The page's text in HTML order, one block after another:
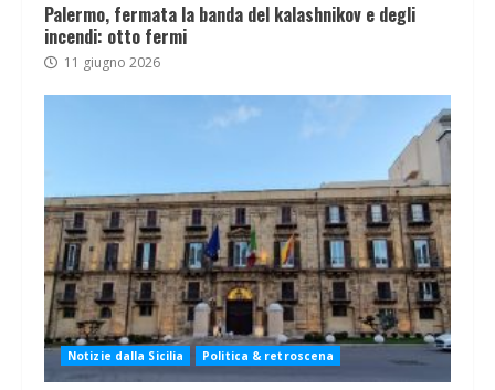
Palermo, fermata la banda del kalashnikov e degli
incendi: otto fermi
11 giugno 2026
Notizie dalla Sicilia Politica & retroscena